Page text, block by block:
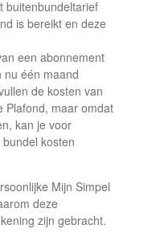
buitenbundeltarief
is bereikt en deze
een abonnement
nu één maand
de kosten van
Plafond, maar omdat
kan je voor
kosten
Mijn Simpel
deze
zijn gebracht.